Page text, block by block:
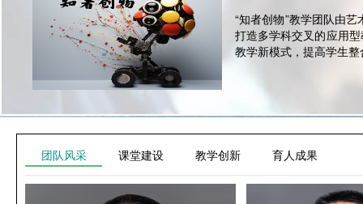
“知者创物”教学团队由
打造多学科交叉的应用
教学新模式，提高学生
团队风采 课堂建设 教学创新 育人成果